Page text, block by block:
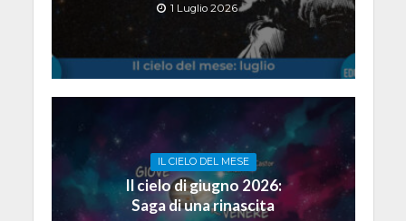
1 Luglio 2026
IL CIELO DEL MESE
Il cielo di giugno 2026:
Saga di una rinascita